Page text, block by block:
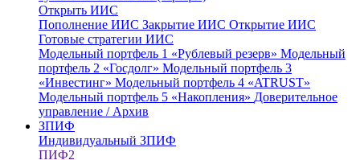
Открыть ИИС
Пополнение ИИС Закрытие ИИС Открытие ИИС
Готовые стратегии ИИС
Модельный портфель 1 «Рублевый резерв» Модельный
портфель 2 «Госдолг» Модельный портфель 3
«Инвестинг» Модельный портфель 4 «ATRUST»
Модельный портфель 5 «Накопления» Доверительное
управление / Архив
ЗПИФ
Индивидуальный ЗПИФ
ПИФ2